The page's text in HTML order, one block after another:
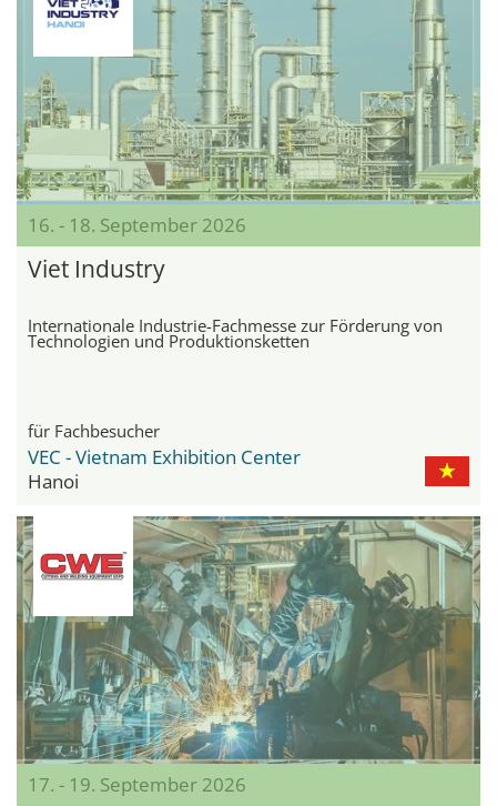
16. - 18. September 2026
Viet Industry
Internationale Industrie-Fachmesse zur Förderung von
Technologien und Produktionsketten
für Fachbesucher
VEC - Vietnam Exhibition Center
Hanoi
17. - 19. September 2026